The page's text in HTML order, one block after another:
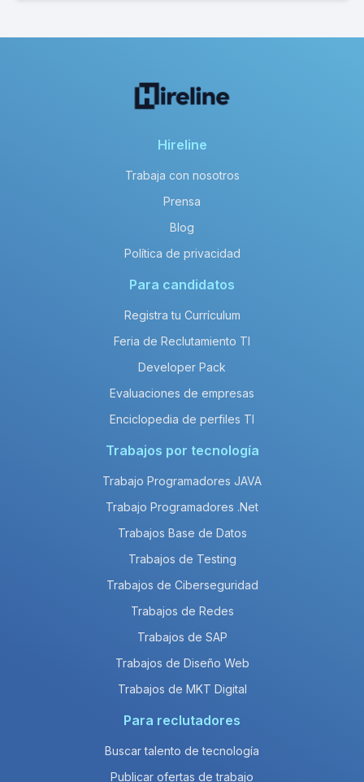
Hireline
Trabaja con nosotros
Prensa
Blog
Política de privacidad
Para candidatos
Registra tu Currículum
Feria de Reclutamiento TI
Developer Pack
Evaluaciones de empresas
Enciclopedia de perfiles TI
Trabajos por tecnología
Trabajo Programadores JAVA
Trabajo Programadores .Net
Trabajos Base de Datos
Trabajos de Testing
Trabajos de Ciberseguridad
Trabajos de Redes
Trabajos de SAP
Trabajos de Diseño Web
Trabajos de MKT Digital
Para reclutadores
Buscar talento de tecnología
Publicar ofertas de trabajo